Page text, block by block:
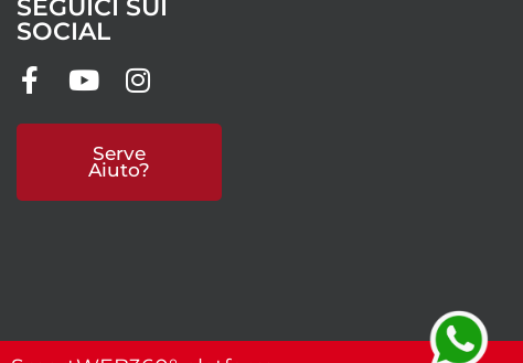
SEGUICI SUI
SOCIAL
Serve
Aiuto?